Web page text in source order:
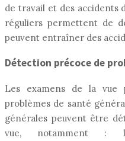
de travail et des accidents
réguliers permettent de
peuvent entraîner des
Détection précoce de
Les examens de la vue
problèmes de santé
générales peuvent être
vue, notamment :